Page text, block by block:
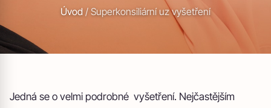
Úvod / Superkonsiliární uz vyšetření
Jedná se o velmi podrobné vyšetření. Nejčastějším